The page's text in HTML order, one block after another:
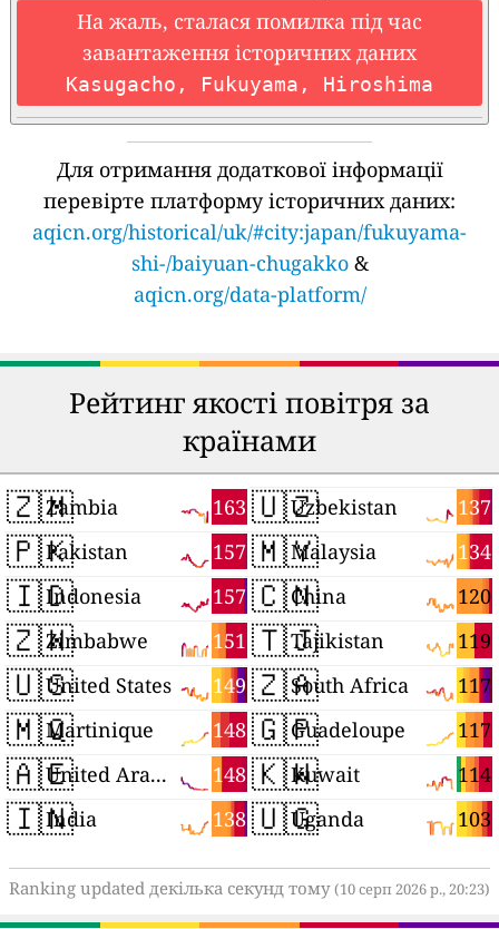
На жаль, сталася помилка під час
завантаження історичних даних
Kasugacho, Fukuyama, Hiroshima
Для отримання додаткової інформації
перевірте платформу історичних даних:
aqicn.org/historical/uk/#city:japan/fukuyama-
shi-/baiyuan-chugakko&
aqicn.org/data-platform/
Рейтинг якості повітря за
країнами
🇿🇲 163
Zambia
🇵🇰 157
Pakistan
🇮🇩 157
Indonesia
🇿🇼 151
Zimbabwe
🇺🇸 149
United States
🇲🇶 148
Martinique
🇦🇪 148
United Arab Emirates
🇮🇳 138
India
🇺🇿 137
Uzbekistan
🇲🇾 134
Malaysia
🇨🇳 120
China
🇹🇯 119
Tajikistan
🇿🇦 117
South Africa
🇬🇵 117
Guadeloupe
🇰🇼 114
Kuwait
🇺🇬 103
Uganda
Ranking updated декілька секунд тому(10 серп 2026 р., 20:23)